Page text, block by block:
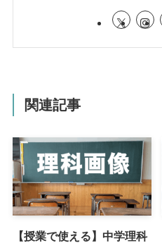
関連記事
【授業で使える】中学理科